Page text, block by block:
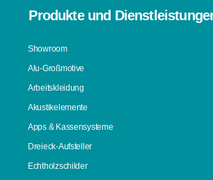
Produkte und
Showroom
Alu-Großmotive
Arbeitskleidung
Akustikelemente
Apps & Kassensysteme
Dreieck-Aufsteller
Echtholzschilder